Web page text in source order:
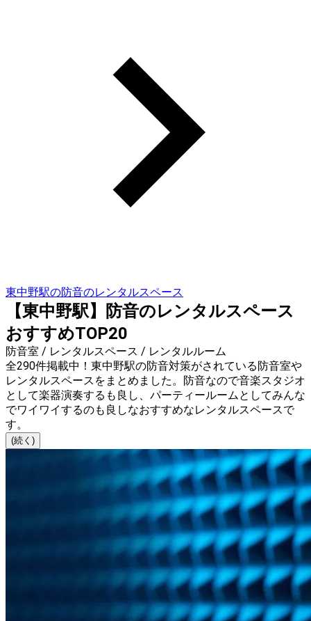
東中野駅の防音のレンタルスペース
【東中野駅】防音のレンタルスペース
おすすめTOP20
防音室 / レンタルスペース / レンタルルーム
全290件掲載中！東中野駅の防音対策がされている防音室や
レンタルスペースをまとめました。防音なので音楽スタジオ
として楽器演奏するも良し、パーティールームとしてみんな
でワイワイするのも良しなおすすめなレンタルスペースで
す。
(続く)